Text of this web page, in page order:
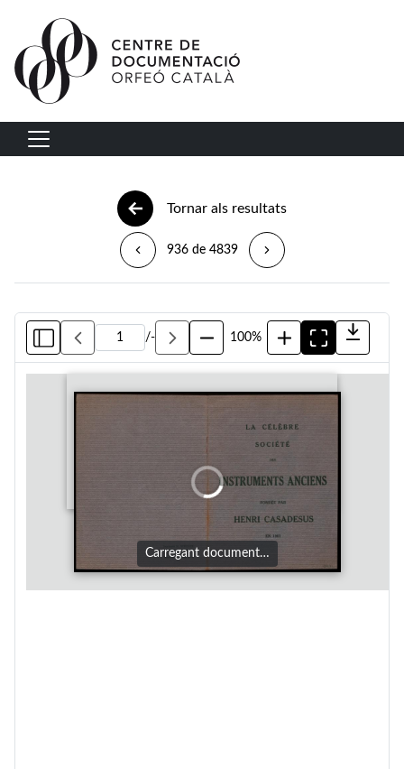
Vés al contingut
Navegació principal
Tornar als resultats
936 de 4839
/- 100%
Carregant document…